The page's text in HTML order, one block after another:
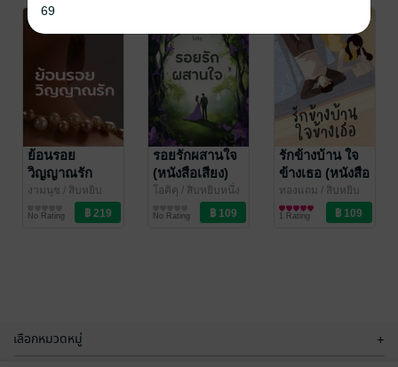
กรงรัก…เจ้าพ่อ
รตีรินทร์/ สิบหยิบ
หนึ่ง
นิยายรัก
1 Rating
รักข้างบ้าน ใจ
ข้างเธอ
ทองแถม/ สิบหยิบ
หนึ่ง
นิยายรัก
1 Rating
ย้อนรอย
วิญญาณรัก
(หนังสือเสียง)
งามนุช / สิบหยิบ
No Rating
รอยรักผสานใจ
(หนังสือเสียง)
โอคิคุ / สิบหยิบหนึ่ง
No Rating
รักข้างบ้าน ใจ
ข้างเธอ (หนังสือ
เสียง)
ทองแถม / สิบหยิบ
หนึ่ง
นิยายรัก
1 Rating
เลือกหมวดหมู่ +
69